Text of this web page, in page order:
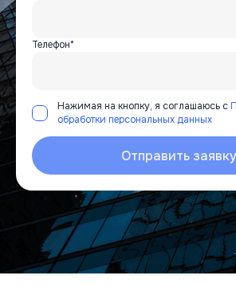
Телефон*
Нажимая на кнопку, я соглашаюсь с
обработки персональных данных
Отправить заявку